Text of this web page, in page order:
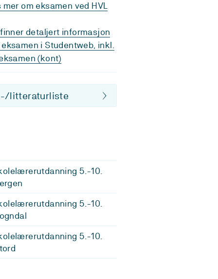
mer om eksamen ved HVL
detaljert informasjon
i Studentweb, inkl.
(kont)
litteraturliste
5.-10.
5.-10.
5.-10.